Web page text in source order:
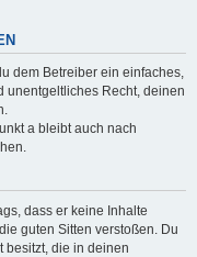
dem Betreiber ein einfaches,
unentgeltliches Recht, deinen
a bleibt auch nach
dass er keine Inhalte
guten Sitten verstoßen. Du
besitzt, die in deinen